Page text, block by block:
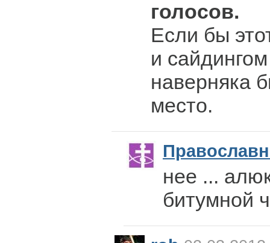
голосов.
Если бы
и
наверняка
место.
нее ...
битумной